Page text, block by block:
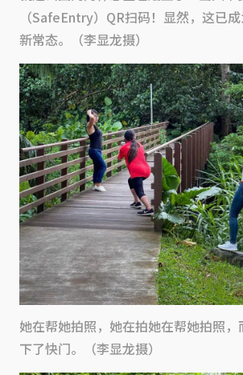
（SafeEntry）QR扫码！显然，这已
新常态。（李显龙摄）
她在帮她拍照，她在拍她在帮她拍照
下了快门。（李显龙摄）